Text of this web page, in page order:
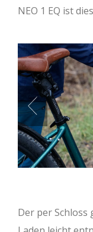
NEO 1 EQ ist
Der per Schloss